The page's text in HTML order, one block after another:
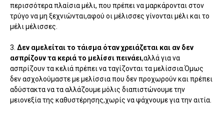
περισσότερα πλαίσια μέλι, που πρέπει να μαρκάρονται στον
τρύγο να μη ξεχνιώνται,αφού οι μέλισσες γίνονται μέλι και το
μέλι μέλισσες.
3. Δεν αμελείται το τάισμα όταν χρειάζεται και αν δεν
ασπρίζουν τα κεριά το μελίσσι πεινάει,αλλά για να
ασπρίζουν τα κελιά πρέπει να ταγίζονται τα μελίσσια.Όμως
δεν ασχολούμαστε με μελίσσια που δεν προχωρούν και πρέπει
αδύστακτα να τα αλλάζουμε μόλις διαπιστώνουμε την
μειονεξία της καθυστέρησης,χωρίς να ψάχνουμε για την αιτία.